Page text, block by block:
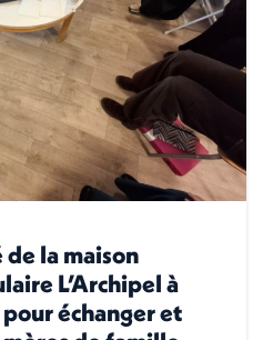
de la maison
L’Archipel à
échanger et